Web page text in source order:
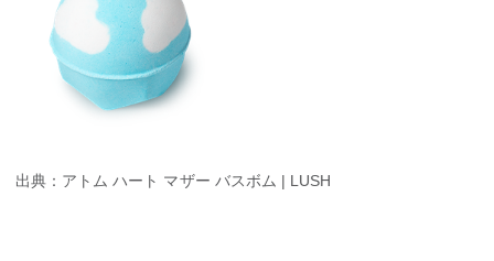
出典：アトム ハート マザー バスボム | LUSH